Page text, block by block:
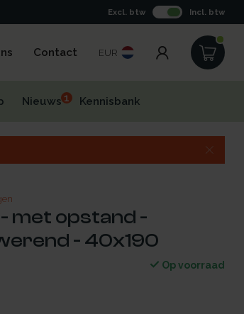
Excl. btw Incl. btw
Contact EUR
Nieuws1 Kennisbank
met opstand -
- 40x190
Op voorraad